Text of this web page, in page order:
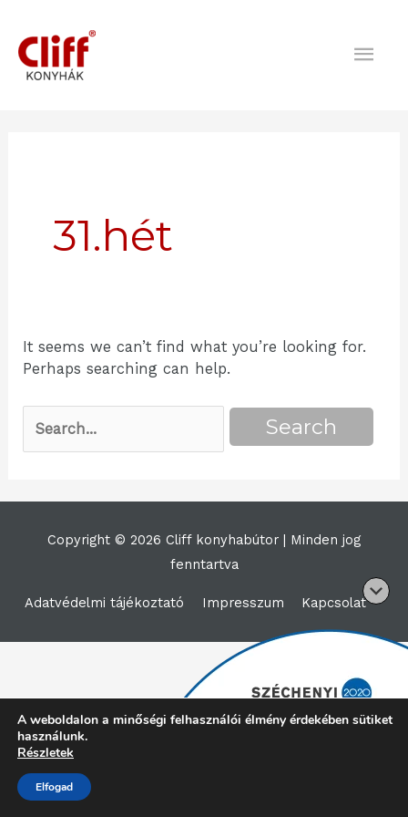
content
31.hét
It seems we can’t find what you’re looking for.
Perhaps searching can help.
Copyright © 2026 Cliff konyhabútor | Minden jog
fenntartva
Adatvédelmi tájékoztató Impresszum Kapcsolat
A weboldalon a minőségi felhasználói élmény érdekében sütiket
használunk.
Részletek
Elfogad